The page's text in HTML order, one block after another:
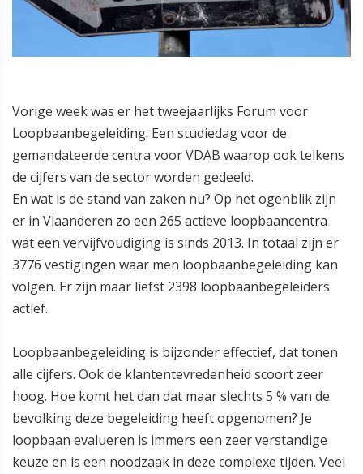
Vorige week was er het tweejaarlijks Forum voor
Loopbaanbegeleiding. Een studiedag voor de
gemandateerde centra voor VDAB waarop ook telkens
de cijfers van de sector worden gedeeld.
En wat is de stand van zaken nu? Op het ogenblik zijn
er in Vlaanderen zo een 265 actieve loopbaancentra
wat een vervijfvoudiging is sinds 2013. In totaal zijn er
3776 vestigingen waar men loopbaanbegeleiding kan
volgen. Er zijn maar liefst 2398 loopbaanbegeleiders
actief.
Loopbaanbegeleiding is bijzonder effectief, dat tonen
alle cijfers. Ook de klantentevredenheid scoort zeer
hoog. Hoe komt het dan dat maar slechts 5 % van de
bevolking deze begeleiding heeft opgenomen? Je
loopbaan evalueren is immers een zeer verstandige
keuze en is een noodzaak in deze complexe tijden. Veel